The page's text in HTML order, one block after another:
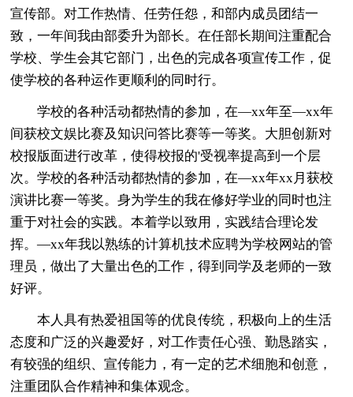
宣传部。对工作热情、任劳任怨，和部内成员团结一
致，一年间我由部委升为部长。在任部长期间注重配合
学校、学生会其它部门，出色的完成各项宣传工作，促
使学校的各种运作更顺利的同时行。
学校的各种活动都热情的参加，在—xx年至—xx年
间获校文娱比赛及知识问答比赛等一等奖。大胆创新对
校报版面进行改革，使得校报的'受视率提高到一个层
次。学校的各种活动都热情的参加，在—xx年xx月获校
演讲比赛一等奖。身为学生的我在修好学业的同时也注
重于对社会的实践。本着学以致用，实践结合理论发
挥。—xx年我以熟练的计算机技术应聘为学校网站的管
理员，做出了大量出色的工作，得到同学及老师的一致
好评。
本人具有热爱祖国等的优良传统，积极向上的生活
态度和广泛的兴趣爱好，对工作责任心强、勤恳踏实，
有较强的组织、宣传能力，有一定的艺术细胞和创意，
注重团队合作精神和集体观念。